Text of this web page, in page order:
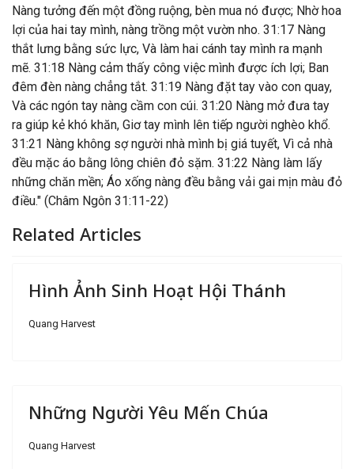
Nàng tưởng đến một đồng ruộng, bèn mua nó được; Nhờ hoa
lợi của hai tay mình, nàng trồng một vườn nho. 31:17 Nàng
thắt lưng bằng sức lực, Và làm hai cánh tay mình ra mạnh
mẽ. 31:18 Nàng cảm thấy công việc mình được ích lợi; Ban
đêm đèn nàng chẳng tắt. 31:19 Nàng đặt tay vào con quay,
Và các ngón tay nàng cầm con cúi. 31:20 Nàng mở đưa tay
ra giúp kẻ khó khăn, Giơ tay mình lên tiếp người nghèo khổ.
31:21 Nàng không sợ người nhà mình bị giá tuyết, Vì cả nhà
đều mặc áo bằng lông chiên đỏ sặm. 31:22 Nàng làm lấy
những chăn mền; Áo xống nàng đều bằng vải gai mịn màu đỏ
điều." (Châm Ngôn 31:11-22)
Related Articles
Hình Ảnh Sinh Hoạt Hội Thánh
Quang Harvest
Những Người Yêu Mến Chúa
Quang Harvest